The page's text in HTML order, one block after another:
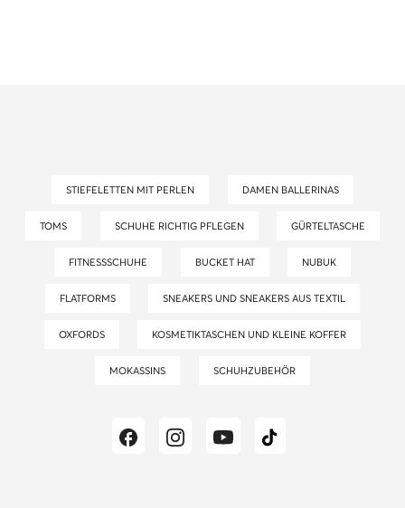
STIEFELETTEN MIT PERLEN DAMEN BALLERINAS
TOMS SCHUHE RICHTIG PFLEGEN GÜRTELTASCHE
FITNESSSCHUHE BUCKET HAT NUBUK
FLATFORMS SNEAKERS UND SNEAKERS AUS TEXTIL
OXFORDS KOSMETIKTASCHEN UND KLEINE KOFFER
MOKASSINS SCHUHZUBEHÖR